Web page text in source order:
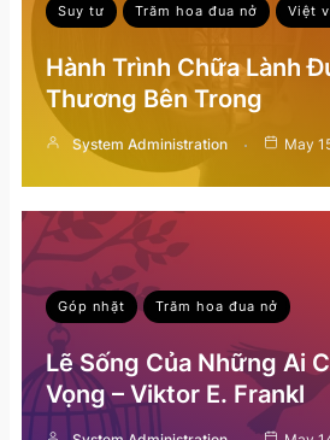
Suy tư Trăm hoa đua nở Việt
Hành Trình Chữa Lành
Thương Bên Trong
System Administration May
Góp nhặt Trăm hoa đua nở
Lẽ Sống Của Những Ai
Vọng – Viktor E. Frankl